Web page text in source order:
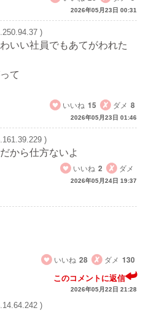
2026年05月23日 00:31
)
いい社員でもあてがわれた
て
いいね 15 ダメ 8
2026年05月23日 01:46
)
から仕方ないよ
いいね 2 ダメ
2026年05月24日 19:37
いいね 28 ダメ 130
このコメントに返信
2026年05月22日 21:28
)